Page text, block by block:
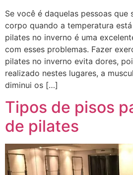
Se você é daquelas pessoas que
corpo quando a temperatura
pilates no inverno é uma
com esses problemas. Fazer
pilates no inverno evita dores,
realizado nestes lugares, a
diminui os […]
Tipos de pisos
de pilates